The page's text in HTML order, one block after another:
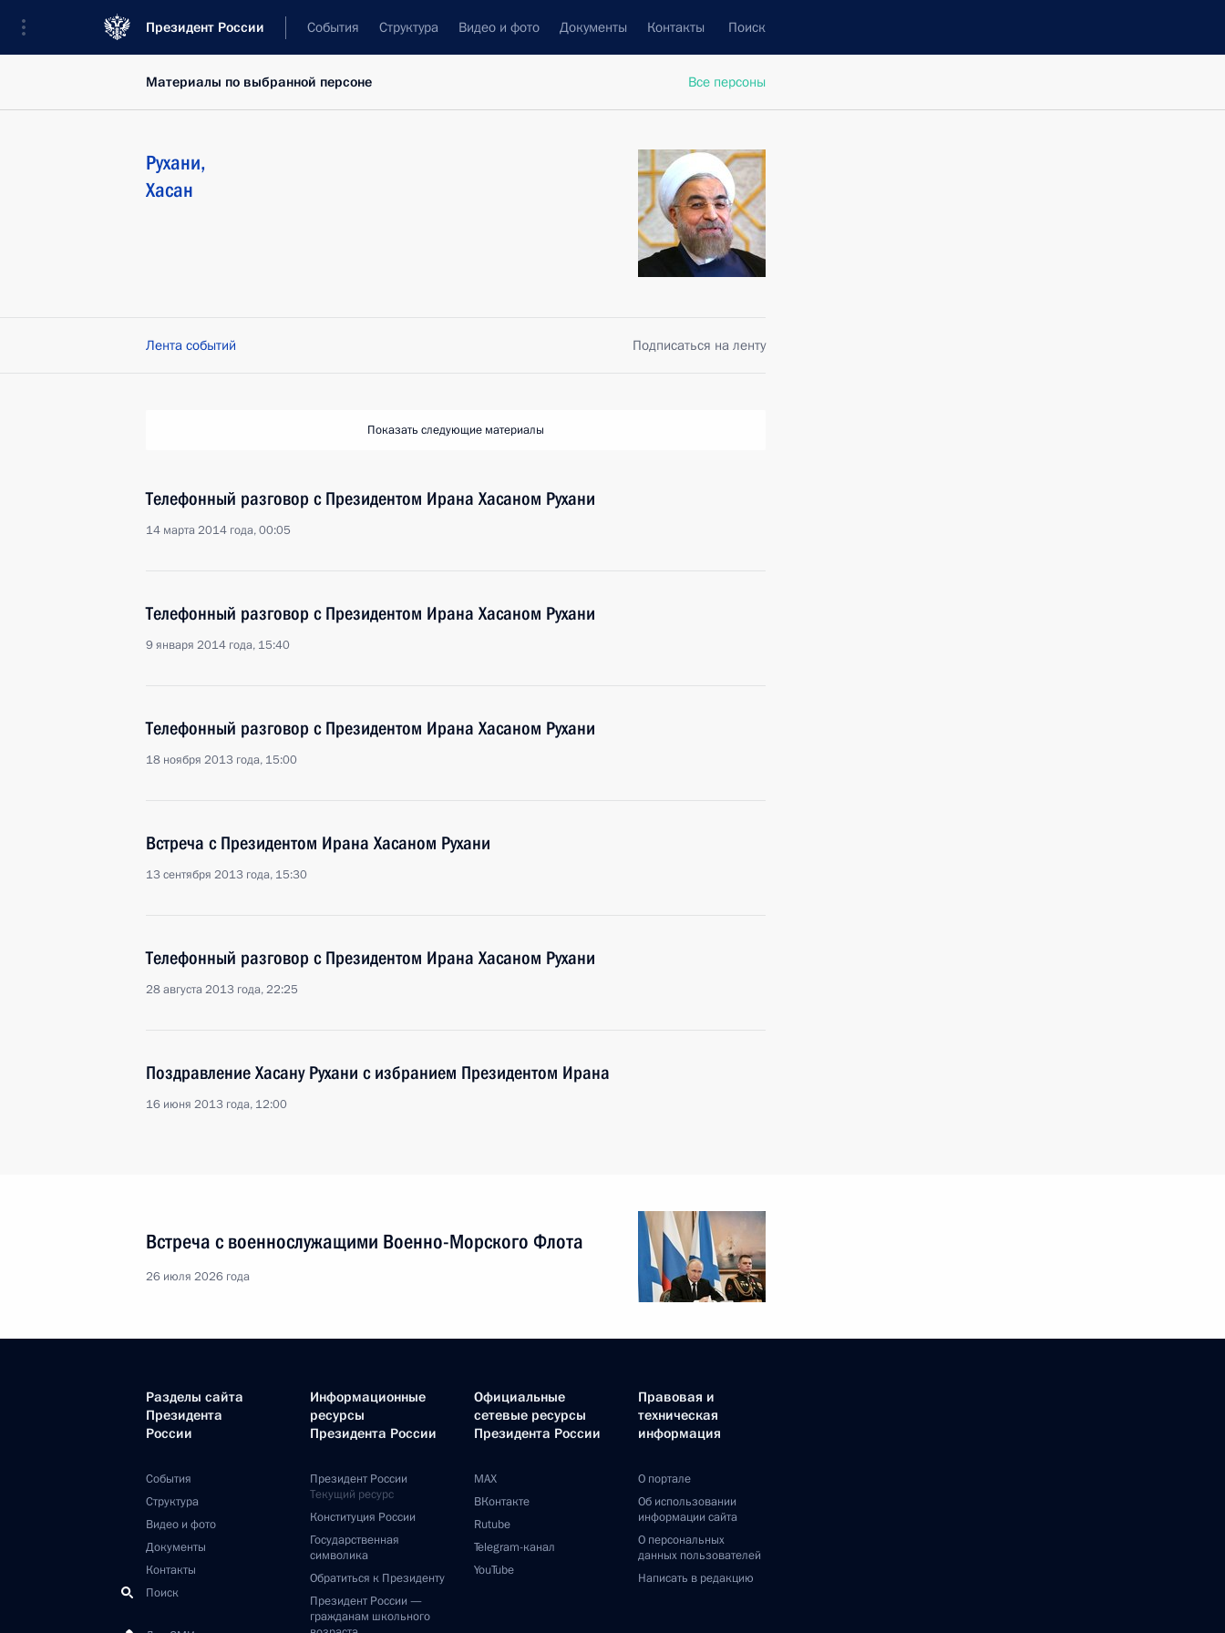
Президент России События Структура Видео и фото Документы Контакты Поиск
Все персоны
Материалы по выбранной персоне
Рухани,
Хасан
Лента событий Подписаться на ленту
Показать следующие материалы
Телефонный разговор с Президентом Ирана Хасаном Рухани
14 марта 2014 года, 00:05
Телефонный разговор с Президентом Ирана Хасаном Рухани
9 января 2014 года, 15:40
Телефонный разговор с Президентом Ирана Хасаном Рухани
18 ноября 2013 года, 15:00
Встреча с Президентом Ирана Хасаном Рухани
13 сентября 2013 года, 15:30
Телефонный разговор с Президентом Ирана Хасаном Рухани
28 августа 2013 года, 22:25
Поздравление Хасану Рухани с избранием Президентом Ирана
16 июня 2013 года, 12:00
Встреча с военнослужащими Военно-Морского Флота
26 июля 2026 года
Разделы сайта
Президента
России
События
Структура
Видео и фото
Документы
Контакты
Поиск
Информационные
ресурсы
Президента России
Президент России
Текущий ресурс
Конституция России
Государственная
символика
Обратиться к Президенту
Президент России —
гражданам школьного
Официальные
сетевые ресурсы
Президента России
MAX
ВКонтакте
Rutube
Telegram-канал
YouTube
Правовая и
техническая
информация
О портале
Об использовании
информации сайта
О персональных
данных пользователей
Написать в редакцию